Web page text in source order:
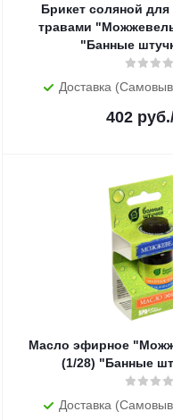
Брикет соляной
травами
"Банные
Доставка
402 руб.
Масло эфирное
(1/28) "Банные
Доставка